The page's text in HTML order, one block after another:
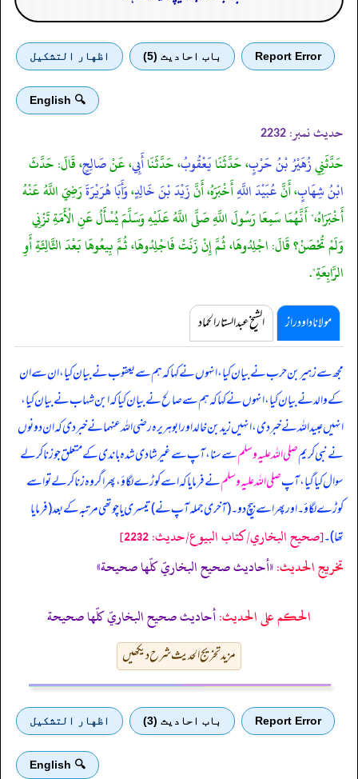
Report Error باب احادیث (5) اظهار التشكيل
🔍 English
حدیث نمبر: 2232
حَدَّثَنِيزُهَيْرُ بْنُ حَرْبٍ، حَدَّثَنَايَعْقُوبُ، حَدَّثَنَاأَبِي، عَنْصَالِحٍ، قَالَ: حَدَّثَ
ابْنُ شِهَابٍ، أَنَّعُبَيْدَ اللَّهِأَخْبَرَهُ، أَنَّزَيْدَ بْنَ خَالِدٍ،وَأَبَا هُرَيْرَةَرَضِيَ اللَّهُ عَنْهُ
أَخْبَرَاهُ،" أَنَّهُمَا سَمِعَا رَسُولَ اللَّهِ صَلَّى اللَّهُ عَلَيْهِ وَسَلَّمَ يُسْأَلُ عَنِ الْأَمَةِ تَزْنِي
وَلَمْ تُحْصَنْ؟ قَالَ: اجْلِدُوهَا، ثُمَّ إِنْ زَنَتْ فَاجْلِدُوهَا، ثُمَّ بِيعُوهَا بَعْدَ الثَّالِثَةِ أَوِ
الرَّابِعَةِ".
مولانا داود راز الشیخ عبدالستار الحماد
مجھ سے زہیر بن حرب نے بیان کیا، انہوں نے کہا کہ ہم سے یعقوب نے بیان کیا، ان سے ان
کے والد نے بیان کیا، انہوں نے کہا کہ ہم سے صالح نے بیان کیا کہ ابن شہاب نے بیان کیا،
انہیں عبیداللہ نے خبر دی، انہیں زید بن خالد اور ابوہریرہ رضی اللہ عنہما نے خبر دی کہان دونوں
نے نبی کریمصلی اللہ علیہ وسلمسے سنا، آپ سے غیر شادی شدہ باندی کے متعلق جو زنا کر لے
سوال کیا گیا، آپصلی اللہ علیہ وسلمنے فرمایا کہ اسے کوڑے لگاؤ، پھر اگر وہ زنا کر لے تو اسے
کوڑے لگاؤ۔ اور پھر اسے بیچ دو۔ (آخری جملہ آپ نے) تیسری یا چوتھی مرتبہ کے بعد (فرمایا
تھا)۔[صحيح البخاري/كتاب البيوع/حدیث: 2232]
تخریج الحدیث:«أحاديث صحيح البخاريّ كلّها صحيحة»
الحكم على الحديث:أحاديث صحيح البخاريّ كلّها صحيحة
مزید تخریج الحدیث شرح دیکھیں
Report Error باب احادیث (3) اظهار التشكيل
🔍 English